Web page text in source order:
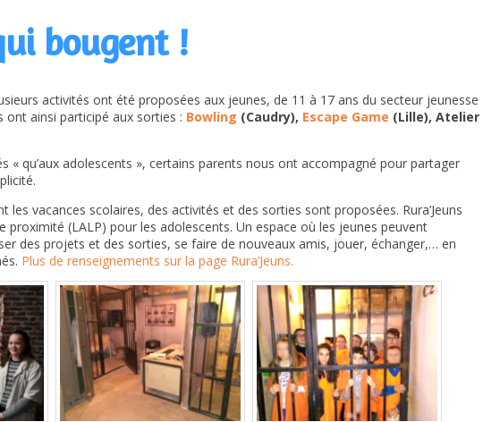
bougent !
activités ont été proposées aux jeunes, de 11 à 17 ans du secteur jeunesse
ont ainsi participé aux sorties : Bowling (Caudry), Escape Game (Lille), Atelier
« qu’aux adolescents », certains parents nous ont accompagné pour partager
les vacances scolaires, des activités et des sorties sont proposées. Rura’Jeuns
proximité (LALP) pour les adolescents. Un espace où les jeunes peuvent
des projets et des sorties, se faire de nouveaux amis, jouer, échanger,… en
Plus de renseignements sur la page Rura’Jeuns.